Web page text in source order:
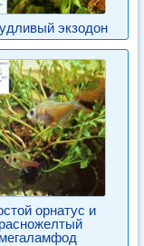
экзодон
орнатус и
мегаламфод